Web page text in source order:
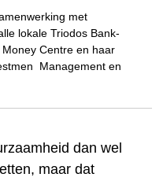
met
lokale Triodos Bank-
Centre en haar
Management en
dan wel
maar dat